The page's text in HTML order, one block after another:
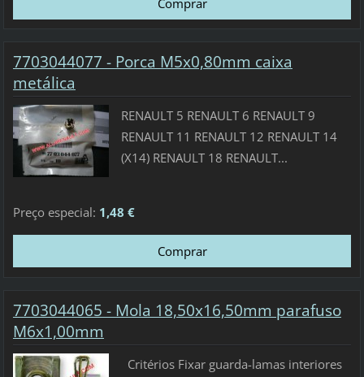
7703044077 - Porca M5x0,80mm caixa
metálica
RENAULT 5 RENAULT 6 RENAULT 9
RENAULT 11 RENAULT 12 RENAULT 14
(X14) RENAULT 18 RENAULT...
Preço especial: 1,48 €
7703044065 - Mola 18,50x16,50mm parafuso
M6x1,00mm
Critérios Fixar guarda-lamas interiores